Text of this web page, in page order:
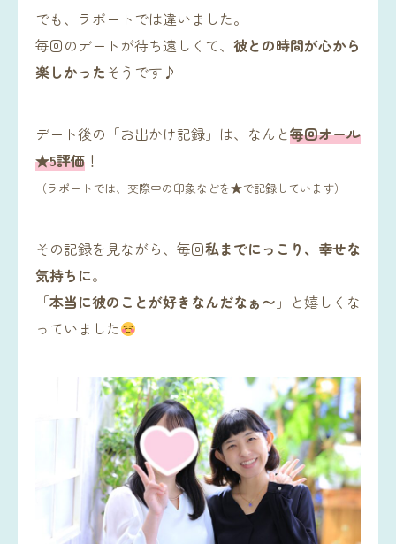
でも、ラポートでは違いました。
毎回のデートが待ち遠しくて、 彼との時間が心から
楽しかったそうです♪
デート後の「お出かけ記録」は、なんと毎回オール
★5評価 ！
（ラポートでは、交際中の印象などを★で記録しています）
その記録を見ながら、毎回私までにっこり、幸せな
気持ちに。
「本当に彼のことが好きなんだなぁ〜 」と嬉しくな
っていました